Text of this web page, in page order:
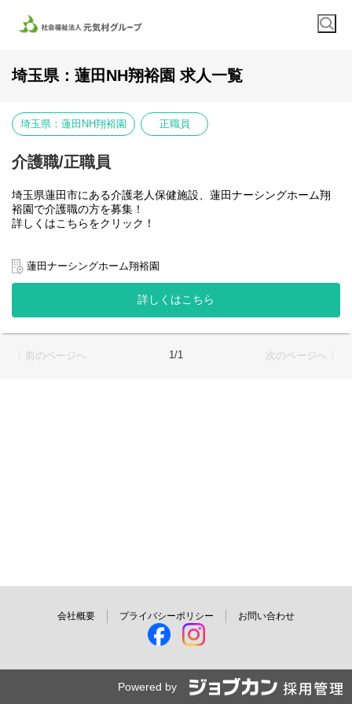
埼玉県：蓮田NH翔裕園 求人一覧
埼玉県：蓮田NH翔裕園 正職員
介護職/正職員
埼玉県蓮田市にある介護老人保健施設、蓮田ナーシングホーム翔
裕園で介護職の方を募集！
詳しくはこちらをクリック！
利用者さまの日常生活をサポートする介護業務全般をお任せしま
す。
・食事・入浴・排泄等の身体介助
・居室清掃・洗濯・買い物代行などの生活援助
・見守り・声かけ・アクティビティ企画、実施
・介護記録の作成・申し送り
・ご家族や他職種との連携、外出・通院の付き添いなど
蓮田ナーシングホーム翔裕園
詳しくはこちら
〈 前のページへ 1/1 次のページへ 〉
会社概要 プライバシーポリシー お問い合わせ
Powered by